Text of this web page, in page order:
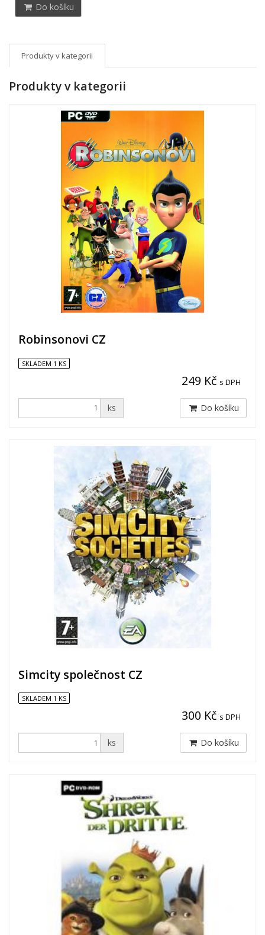
Do košíku
Produkty v kategorii
Produkty v kategorii
Robinsonovi CZ
SKLADEM 1 KS
249 Kč s DPH
ks Do košíku
Simcity společnost CZ
SKLADEM 1 KS
300 Kč s DPH
ks Do košíku